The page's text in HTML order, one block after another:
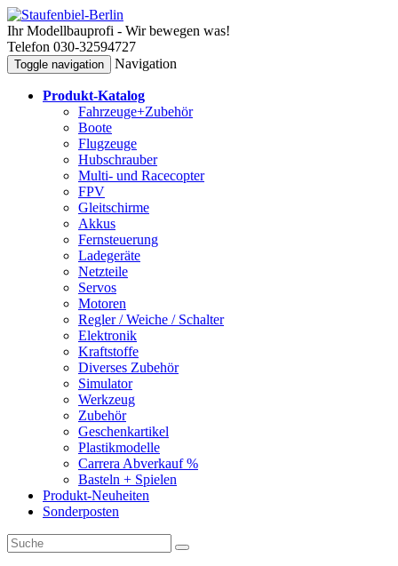
Ihr Modellbauprofi - Wir bewegen was!
Telefon 030-32594727
Toggle navigation Navigation
Produkt-Katalog
Fahrzeuge+Zubehör
Boote
Flugzeuge
Hubschrauber
Multi- und Racecopter
FPV
Gleitschirme
Akkus
Fernsteuerung
Ladegeräte
Netzteile
Servos
Motoren
Regler / Weiche / Schalter
Elektronik
Kraftstoffe
Diverses Zubehör
Simulator
Werkzeug
Zubehör
Geschenkartikel
Plastikmodelle
Carrera Abverkauf %
Basteln + Spielen
Produkt-Neuheiten
Sonderposten